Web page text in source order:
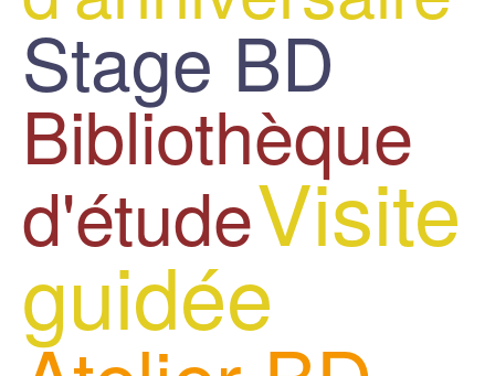
Stage BD
Bibliothèque
d'étudeVisite
guidée